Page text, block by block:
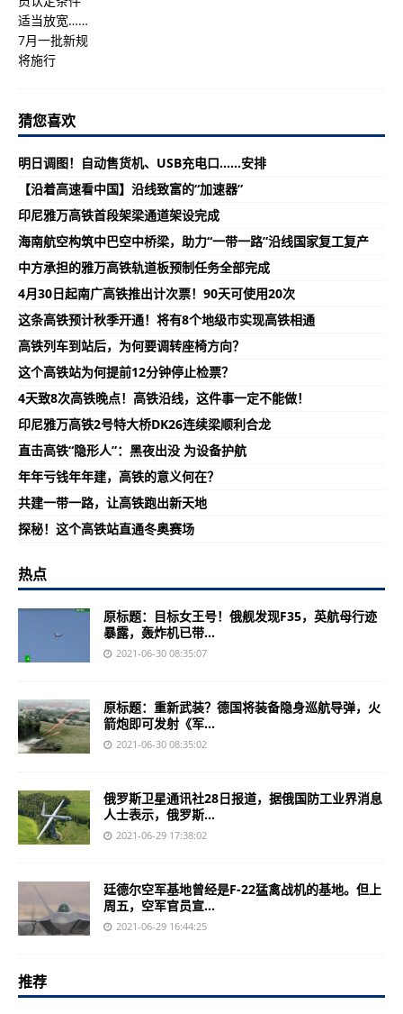
猜您喜欢
明日调图！自动售货机、USB充电口……安排
【沿着高速看中国】沿线致富的“加速器”
印尼雅万高铁首段架梁通道架设完成
海南航空构筑中巴空中桥梁，助力“一带一路”沿线国家复工复产
中方承担的雅万高铁轨道板预制任务全部完成
4月30日起南广高铁推出计次票！90天可使用20次
这条高铁预计秋季开通！将有8个地级市实现高铁相通
高铁列车到站后，为何要调转座椅方向？
这个高铁站为何提前12分钟停止检票？
4天致8次高铁晚点！高铁沿线，这件事一定不能做！
印尼雅万高铁2号特大桥DK26连续梁顺利合龙
直击高铁“隐形人”：黑夜出没 为设备护航
年年亏钱年年建，高铁的意义何在？
共建一带一路，让高铁跑出新天地
探秘！这个高铁站直通冬奥赛场
热点
原标题：目标女王号！俄舰发现F35，英航母行迹
暴露，轰炸机已带...
2021-06-30 08:35:07
原标题：重新武装？德国将装备隐身巡航导弹，火
箭炮即可发射《军...
2021-06-30 08:35:02
俄罗斯卫星通讯社28日报道，据俄国防工业界消息
人士表示，俄罗斯...
2021-06-29 17:38:02
廷德尔空军基地曾经是F-22猛禽战机的基地。但上
周五，空军官员宣...
2021-06-29 16:44:25
推荐